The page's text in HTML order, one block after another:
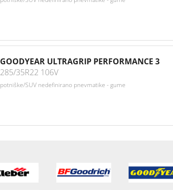
GOODYEAR ULTRAGRIP PERFORMANCE 3
285/35R22 106V
potniške/SUV nedefinirano pnevmatike - gume